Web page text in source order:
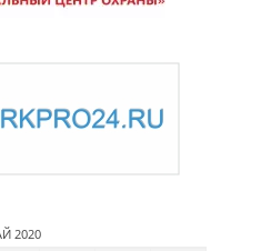
2020